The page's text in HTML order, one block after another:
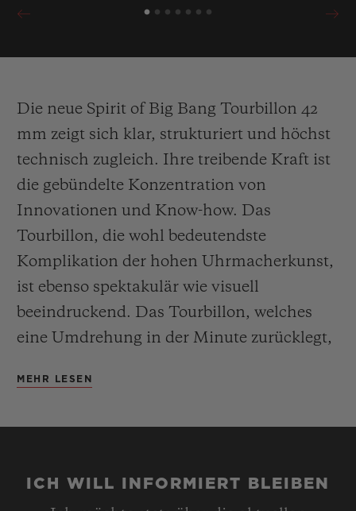
Die neue Spirit of Big Bang Tourbillon 42
mm zeigt sich klar, strukturiert und höchst
technisch zugleich. Ihre treibende Kraft ist
die gebündelte Konzentration von
Innovationen und Know-how. Das
Tourbillon, die wohl bedeutendste
Komplikation der hohen Uhrmacherkunst,
ist ebenso spektakulär wie visuell
beeindruckend. Das Tourbillon, welches
eine Umdrehung in der Minute zurücklegt,
Erdanziehungskraft für eine höhere
Stunden- und Minutenzifferblatt bei 3 Uhr,
MEHR LESEN
ICH WILL INFORMIERT BLEIBEN